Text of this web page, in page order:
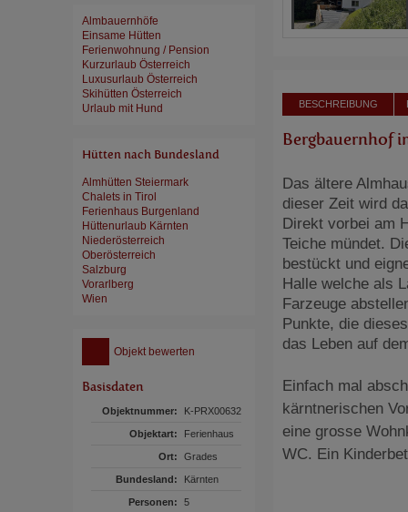
Almbauernhöfe
Einsame Hütten
Ferienwohnung / Pension
Kurzurlaub Österreich
Luxusurlaub Österreich
Skihütten Österreich
Urlaub mit Hund
Hütten nach Bundesland
Almhütten Steiermark
Chalets in Tirol
Ferienhaus Burgenland
Hüttenurlaub Kärnten
Niederösterreich
Oberösterreich
Salzburg
Vorarlberg
Wien
Objekt bewerten
Basisdaten
Objektnummer: K-PRX00632
Objektart: Ferienhaus
Ort: Grades
Bundesland: Kärnten
Personen: 5
BESCHREIBUNG
Bergbauernhof
Das ältere
dieser Zeit wird
Direkt vorbei am
Teiche mündet.
bestückt und
Halle welche als
Farzeuge
Punkte, die
das Leben auf
Einfach mal
kärntnerischen
eine grosse
WC. Ein